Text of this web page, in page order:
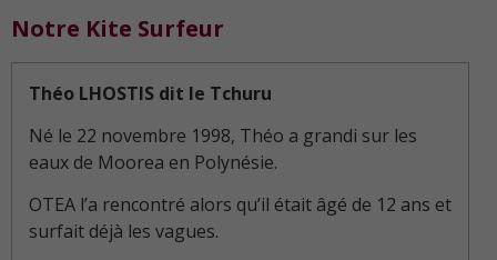
Notre Kite Surfeur
Théo LHOSTIS dit le Tchuru
Né le 22 novembre 1998, Théo a grandi sur les
eaux de Moorea en Polynésie.
OTEA l’a rencontré alors qu’il était âgé de 12 ans et
surfait déjà les vagues.